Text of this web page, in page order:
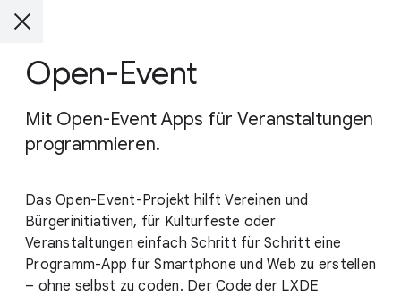
Open-Event
Mit Open-Event Apps für Veranstaltungen
programmieren.
Das Open-Event-Projekt hilft Vereinen und
Bürgerinitiativen, für Kulturfeste oder
Veranstaltungen einfach Schritt für Schritt eine
Programm-App für Smartphone und Web zu erstellen
– ohne selbst zu coden. Der Code der LXDE